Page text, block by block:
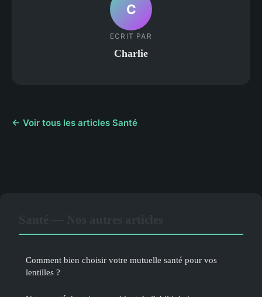
C
ECRIT PAR
Charlie
← Voir tous les articles Santé
Comment bien choisir votre mutuelle santé pour vos
lentilles ?